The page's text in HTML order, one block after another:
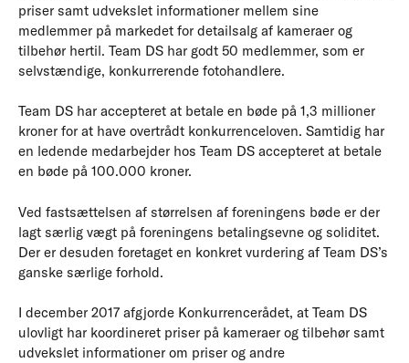
priser samt udvekslet informationer mellem sine
medlemmer på markedet for detailsalg af kameraer og
tilbehør hertil. Team DS har godt 50 medlemmer, som er
selvstændige, konkurrerende fotohandlere.
Team DS har accepteret at betale en bøde på 1,3 millioner
kroner for at have overtrådt konkurrenceloven. Samtidig har
en ledende medarbejder hos Team DS accepteret at betale
en bøde på 100.000 kroner.
Ved fastsættelsen af størrelsen af foreningens bøde er der
lagt særlig vægt på foreningens betalingsevne og soliditet.
Der er desuden foretaget en konkret vurdering af Team DS’s
ganske særlige forhold.
I december 2017 afgjorde Konkurrencerådet, at Team DS
ulovligt har koordineret priser på kameraer og tilbehør samt
udvekslet informationer om priser og andre